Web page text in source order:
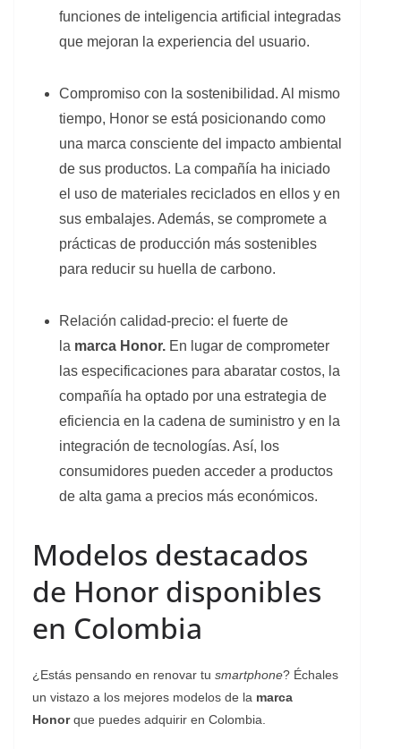
funciones de inteligencia artificial integradas
que mejoran la experiencia del usuario.
Compromiso con la sostenibilidad. Al mismo
tiempo, Honor se está posicionando como
una marca consciente del impacto ambiental
de sus productos. La compañía ha iniciado
el uso de materiales reciclados en ellos y en
sus embalajes. Además, se compromete a
prácticas de producción más sostenibles
para reducir su huella de carbono.
Relación calidad-precio: el fuerte de
la marca Honor. En lugar de comprometer
las especificaciones para abaratar costos, la
compañía ha optado por una estrategia de
eficiencia en la cadena de suministro y en la
integración de tecnologías. Así, los
consumidores pueden acceder a productos
de alta gama a precios más económicos.
Modelos destacados
de Honor disponibles
en Colombia
¿Estás pensando en renovar tu smartphone? Échales
un vistazo a los mejores modelos de la marca
Honorque puedes adquirir en Colombia.